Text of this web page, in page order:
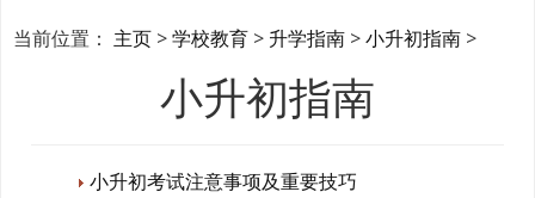
当前位置： 主页 >学校教育 > 升学指南 >小升初指南 >
小升初指南
小升初考试注意事项及重要技巧